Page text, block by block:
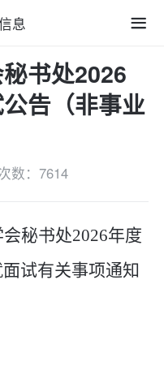
息
书处2026
告（非事业
数：7614
秘书处2026年度
试有关事项通知